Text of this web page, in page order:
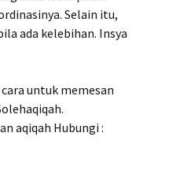
Selain itu,
ada kelebihan. Insya
untuk memesan
aqiqah Hubungi :